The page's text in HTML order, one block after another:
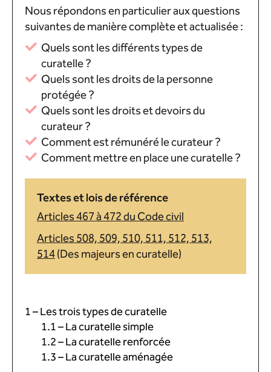
Nous répondons en particulier aux questions
suivantes de manière complète et actualisée :
Quels sont les différents types de
curatelle ?
Quels sont les droits de la personne
protégée ?
Quels sont les droits et devoirs du
curateur ?
Comment est rémunéré le curateur ?
Comment mettre en place une curatelle ?
Textes et lois de référence
Articles 467 à 472 du Code civil
Articles 508, 509, 510, 511, 512, 513,
514(Des majeurs en curatelle)
1 – Les trois types de curatelle
1.1 – La curatelle simple
1.2 – La curatelle renforcée
1.3 – La curatelle aménagée